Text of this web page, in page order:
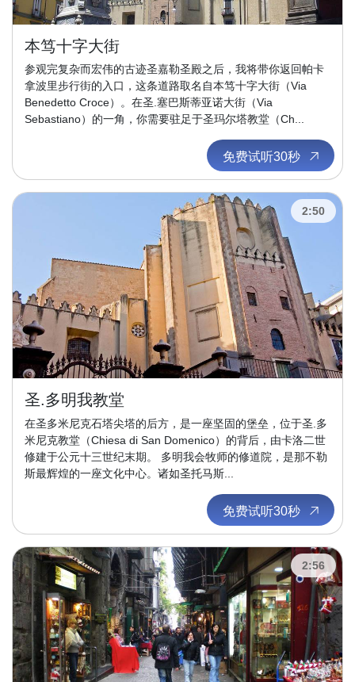
本笃十字大街
参观完复杂而宏伟的古迹圣嘉勒圣殿之后，我将带你返回帕卡
拿波里步行街的入口，这条道路取名自本笃十字大街（Via
Benedetto Croce）。在圣.塞巴斯蒂亚诺大街（Via
Sebastiano）的一角，你需要驻足于圣玛尔塔教堂（Ch...
免费试听30秒
2:50
圣.多明我教堂
在圣多米尼克石塔尖塔的后方，是一座坚固的堡垒，位于圣.多
米尼克教堂（Chiesa di San Domenico）的背后，由卡洛二世
修建于公元十三世纪末期。 多明我会牧师的修道院，是那不勒
斯最辉煌的一座文化中心。诸如圣托马斯...
免费试听30秒
2:56